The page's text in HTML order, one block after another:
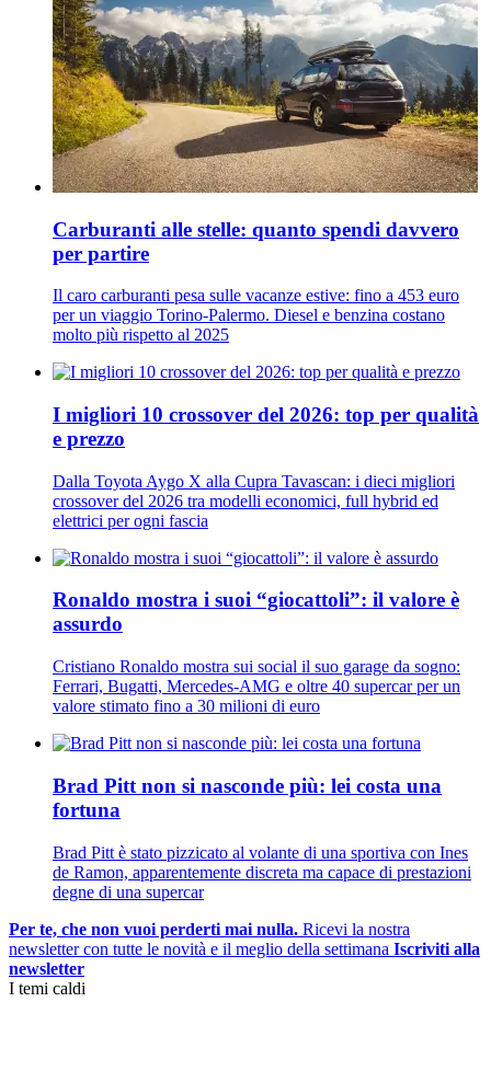
Carburanti alle stelle: quanto spendi davvero
per partire
Il caro carburanti pesa sulle vacanze estive: fino a 453 euro
per un viaggio Torino-Palermo. Diesel e benzina costano
molto più rispetto al 2025
I migliori 10 crossover del 2026: top per qualità
e prezzo
Dalla Toyota Aygo X alla Cupra Tavascan: i dieci migliori
crossover del 2026 tra modelli economici, full hybrid ed
elettrici per ogni fascia
Ronaldo mostra i suoi “giocattoli”: il valore è
assurdo
Cristiano Ronaldo mostra sui social il suo garage da sogno:
Ferrari, Bugatti, Mercedes-AMG e oltre 40 supercar per un
valore stimato fino a 30 milioni di euro
Brad Pitt non si nasconde più: lei costa una
fortuna
Brad Pitt è stato pizzicato al volante di una sportiva con Ines
de Ramon, apparentemente discreta ma capace di prestazioni
degne di una supercar
Per te, che non vuoi perderti mai nulla. Ricevi la nostra
newsletter con tutte le novità e il meglio della settimana Iscriviti alla
newsletter
I temi caldi